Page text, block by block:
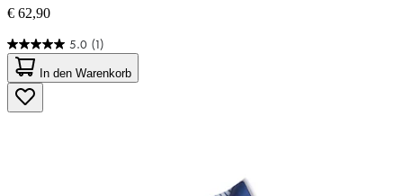
€ 62,90
5.0 (1)
5.0
von
5
Sternen.
1
In den Warenkorb